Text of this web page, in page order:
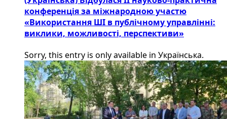
конференція за міжнародною участю
«Використання ШІ в публічному управлінні:
виклики, можливості, перспективи»
Sorry, this entry is only available in Українська.